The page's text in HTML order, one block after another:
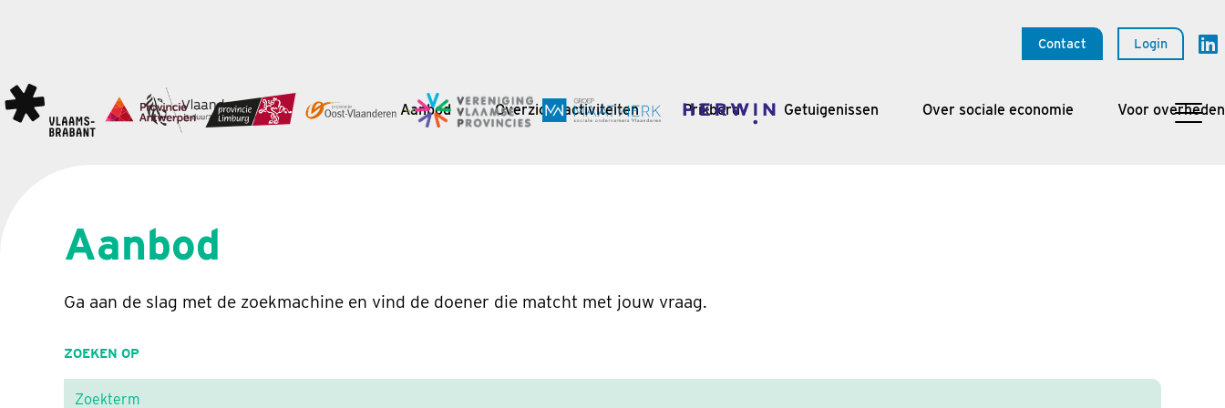
Contact Login
Aanbod Overzicht activiteiten Prikbord Getuigenissen Over sociale economie Voor overheden
Aanbod
Ga aan de slag met de zoekmachine en vind de doener die matcht met jouw vraag.
ZOEKEN OP